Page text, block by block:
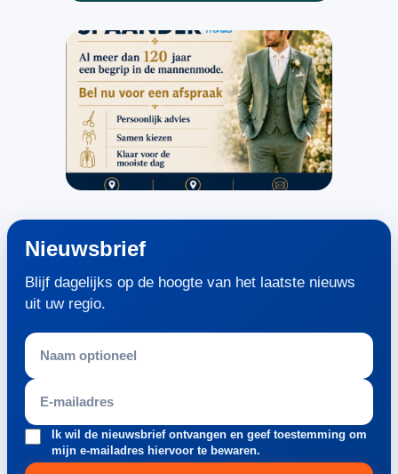
Nieuwsbrief
Blijf dagelijks op de hoogte van het laatste nieuws
uit uw regio.
Ik wil de nieuwsbrief ontvangen en geef toestemming om
mijn e-mailadres hiervoor te bewaren.